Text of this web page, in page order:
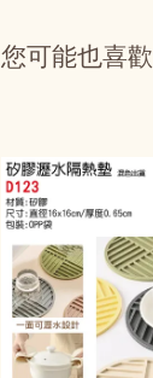
您可能也喜歡